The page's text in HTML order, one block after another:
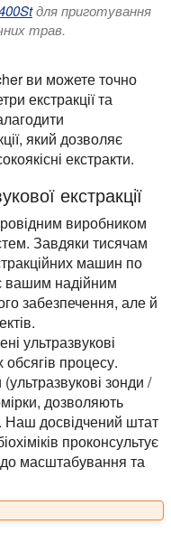
для приготування
трав.
ви можете точно
екстракції та
який дозволяє
екстракти.
екстракції
виробником
Завдяки тисячам
машин по
вашим надійним
забезпечення, але й
ультразвукові
процесу.
зонди /
дозволяють
досвідчений штат
проконсультує
до масштабування та